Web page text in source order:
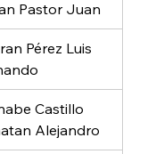
Pastor Juan
Pérez Luis
Castillo
Alejandro